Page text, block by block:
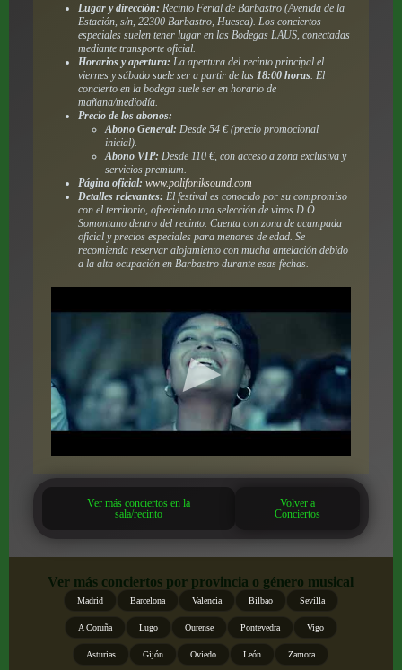
Lugar y dirección: Recinto Ferial de Barbastro (Avenida de la
Estación, s/n, 22300 Barbastro, Huesca). Los conciertos
especiales suelen tener lugar en las Bodegas LAUS, conectadas
mediante transporte oficial.
Horarios y apertura: La apertura del recinto principal el
viernes y sábado suele ser a partir de las 18:00 horas. El
concierto en la bodega suele ser en horario de
mañana/mediodía.
Precio de los abonos:
Abono General: Desde 54 € (precio promocional
inicial).
Abono VIP: Desde 110 €, con acceso a zona exclusiva y
servicios premium.
Página oficial: www.polifoniksound.com
Detalles relevantes: El festival es conocido por su compromiso
con el territorio, ofreciendo una selección de vinos D.O.
Somontano dentro del recinto. Cuenta con zona de acampada
oficial y precios especiales para menores de edad. Se
recomienda reservar alojamiento con mucha antelación debido
a la alta ocupación en Barbastro durante esas fechas.
Ver más conciertos en la
sala/recinto
Volver a
Conciertos
Ver más conciertos por provincia o género musical
Madrid Barcelona Valencia Bilbao Sevilla
A Coruña Lugo Ourense Pontevedra Vigo
Asturias Gijón Oviedo León Zamora